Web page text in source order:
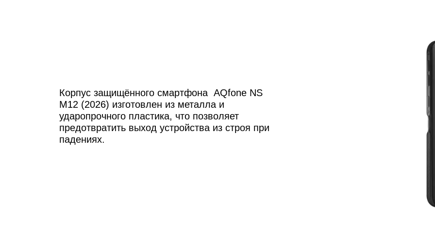
Корпус защищённого смартфона AQfone NS
M12 (2026) изготовлен из металла и
ударопрочного пластика, что позволяет
предотвратить выход устройства из строя при
падениях.